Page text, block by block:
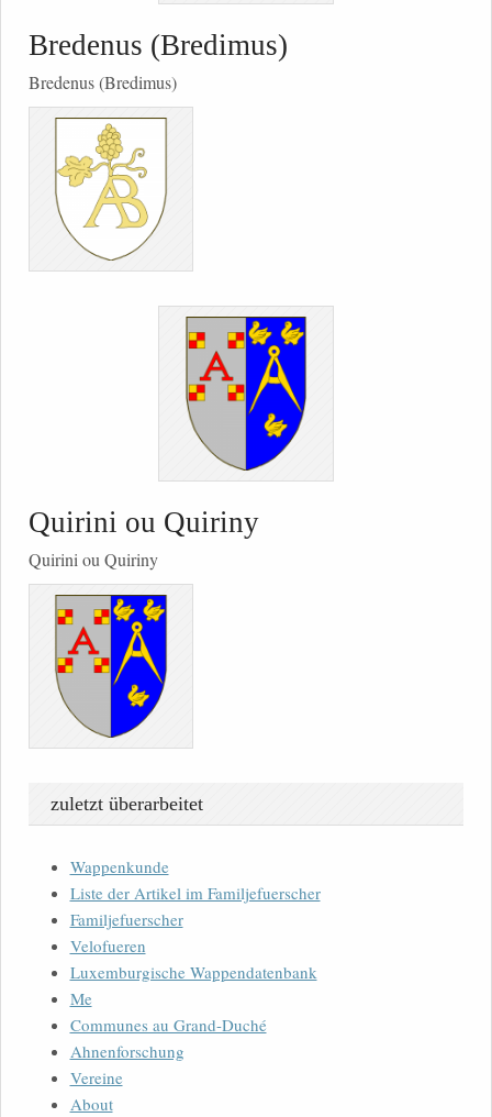
Bredenus (Bredimus)
Bredenus (Bredimus)
Quirini ou Quiriny
Quirini ou Quiriny
zuletzt überarbeitet
Wappenkunde
Liste der Artikel im Familjefuerscher
Familjefuerscher
Velofueren
Luxemburgische Wappendatenbank
Me
Communes au Grand-Duché
Ahnenforschung
Vereine
About